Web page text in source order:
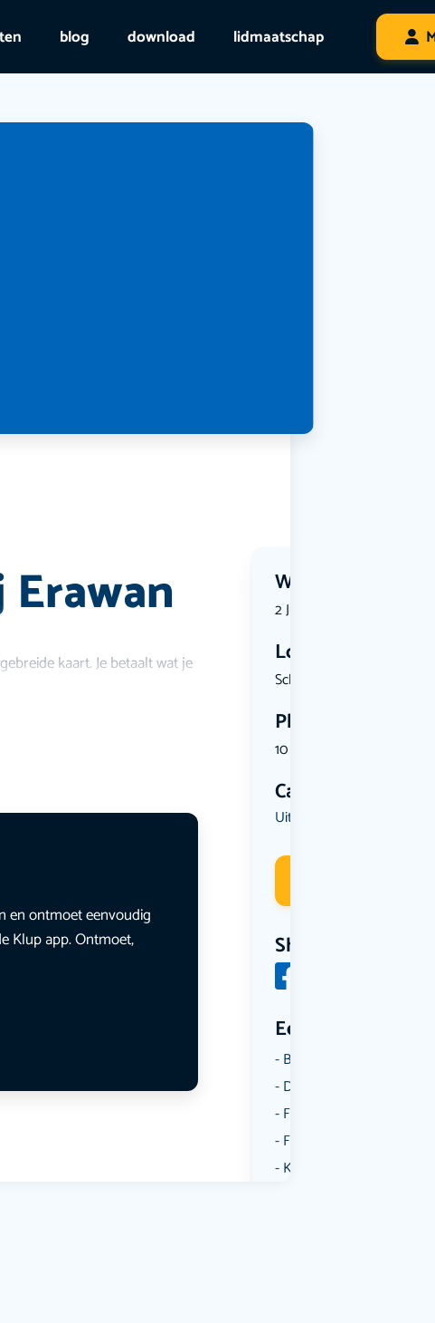
blog download lidmaatschap
Wanneer?
2 July 2026 | 18:15
Locatie
Schagchels...
Plekken
10 plekken beschikbaar
Categorie
Uit eten
Share
Een aantal
Borrelen
Dansen
Fietsen
Film
Kunst & Cultuur
kaart. Je betaalt wat je
en ontmoet eenvoudig
Klup app. Ontmoet,